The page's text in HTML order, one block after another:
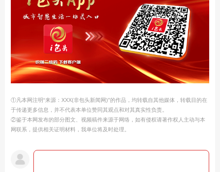
①凡本网注明“来源：XXX(非包头新闻网)”的作品，均转载自其他媒体，转载目的在
于传递更多信息，并不代表本单位赞同其观点和对其真实性负责。
②鉴于本网发布的部分图文、视频稿件来源于网络，如有侵权请著作权人主动与本
网联系，提供相关证明材料，我单位将及时处理。